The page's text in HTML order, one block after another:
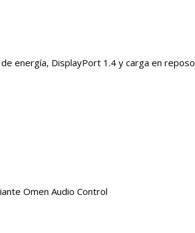
energía, DisplayPort 1.4 y carga en reposo
Omen Audio Control